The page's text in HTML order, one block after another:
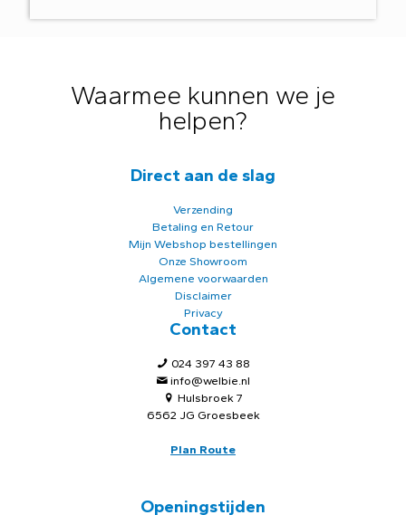
Waarmee kunnen we je
helpen?
Direct aan de slag
Verzending
Betaling en Retour
Mijn Webshop bestellingen
Onze Showroom
Algemene voorwaarden
Disclaimer
Privacy
Contact
024 397 43 88
info@welbie.nl
Hulsbroek 7
6562 JG Groesbeek
Plan Route
Openingstijden